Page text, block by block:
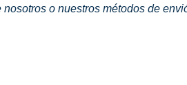
nosotros o nuestros métodos de